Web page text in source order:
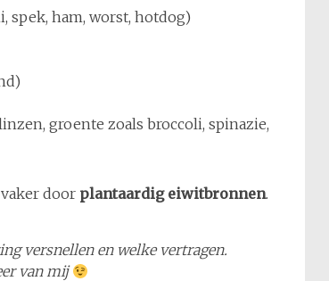
spek, ham, worst, hotdog)
groente zoals broccoli, spinazie,
door plantaardig eiwitbronnen.
versnellen en welke vertragen.
van mij